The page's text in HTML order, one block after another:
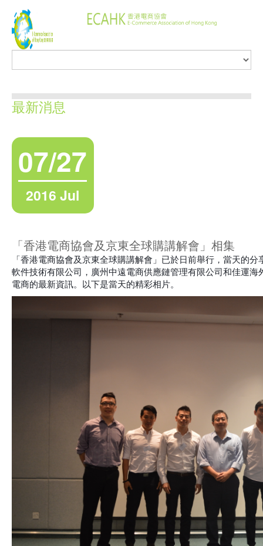
最新消息
07/27
2016 Jul
「香港電商協會及京東全球購講解會」相集
「香港電商協會及京東全球購講解會」已於日前舉行，當天的
軟件技術有限公司，廣州中遠電商供應鏈管理有限公司和佳運海
電商的最新資訊。以下是當天的精彩相片。